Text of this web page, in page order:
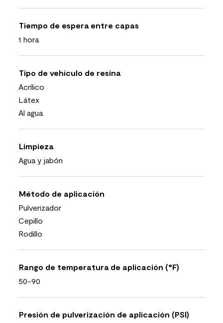
Tiempo de espera entre capas
1 hora
Tipo de vehículo de resina
Acrílico
Látex
Al agua
Limpieza
Agua y jabón
Método de aplicación
Pulverizador
Cepillo
Rodillo
Rango de temperatura de aplicación (°F)
50-90
Presión de pulverización de aplicación (PSI)